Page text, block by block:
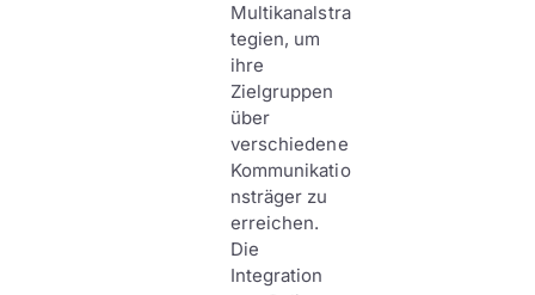
Multikanalstra
tegien, um
ihre
Zielgruppen
über
verschiedene
Kommunikatio
nsträger zu
erreichen.
Die
Integration